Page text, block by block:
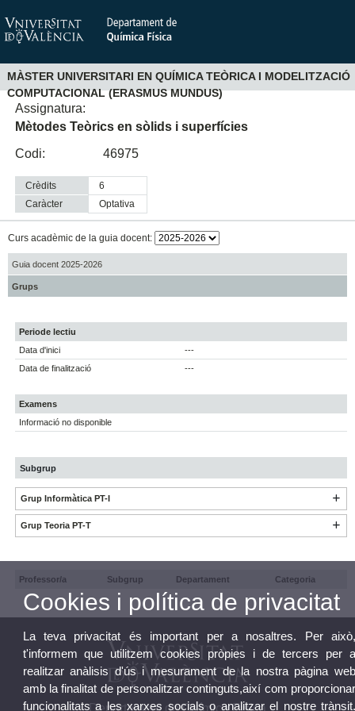
MÀSTER UNIVERSITARI EN QUÍMICA TEÒRICA I MODELITZACIÓ
COMPUTACIONAL (ERASMUS MUNDUS)
Assignatura:
Mètodes Teòrics en sòlids i superfícies
Codi:
46975
Crèdits
6
Caràcter
optativa
Curs acadèmic de la guia docent:
Guia docent 2025-2026
Grups
Periode lectiu
Data d'inici
---
Data de finalització
---
Examens
Informació no disponible
Subgrup
Grup Informàtica PT-I
Grup Teoria PT-T
Professor/a Subgrup Departament Categoria
Departament de Química Física
Cookies i política de privacitat
La teva privacitat és important per a nosaltres. Per
t'informem que utilitzem cookies pròpies i de tercers per
realitzar anàlisis d'ús i mesurament de la nostra pàgina
amb la finalitat de personalitzar continguts,així com
funcionalitats a les xarxes socials o analitzar el nostre